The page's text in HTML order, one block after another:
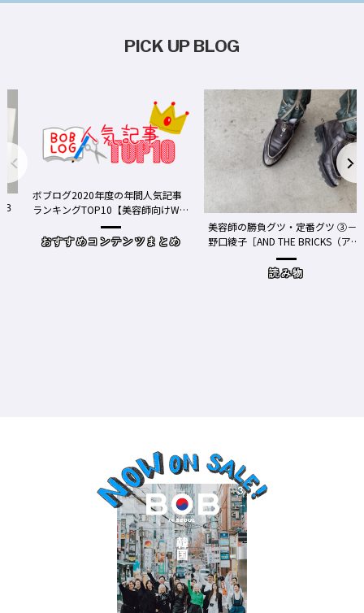
PICK UP BLOG
ブログ2020年度の年間人気記事
ンキングTOP10【美容師向けWe
おすすめコンテンツまとめ
美容師の勝負グツ・定番グツ ③－
野口綾子［AND THE BRICKS（アン
ドザブリックス）／神奈川県鎌倉